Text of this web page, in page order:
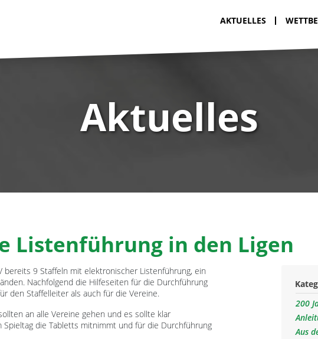
Aktuelles
Listenführung in den Ligen
bereits 9 Staffeln mit elektronischer Listenführung, ein
Nachfolgend die Hilfeseiten für die Durchführung
den Staffelleiter als auch für die Vereine.
an alle Vereine gehen und es sollte klar
Spieltag die Tabletts mitnimmt und für die Durchführung
200
Aus
AKTUELLES